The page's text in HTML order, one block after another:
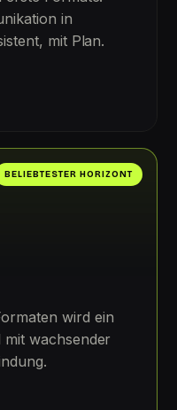
in
mit Plan.
BELIEBTESTER HORIZONT
wird ein
wachsender